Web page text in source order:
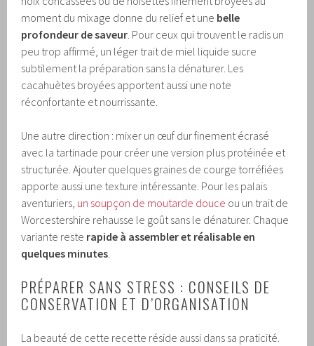
moment du mixage donne du relief et une belle
profondeur de saveur. Pour ceux qui trouvent le radis un
peu trop affirmé, un léger trait de miel liquide sucre
subtilement la préparation sans la dénaturer. Les
cacahuètes broyées apportent aussi une note
réconfortante et nourrissante.
Une autre direction : mixer un œuf dur finement écrasé
avec la tartinade pour créer une version plus protéinée et
structurée. Ajouter quelques graines de courge torréfiées
apporte aussi une texture intéressante. Pour les palais
aventuriers, un soupçon de moutarde douce ou un trait de
Worcestershire rehausse le goût sans le dénaturer. Chaque
variante reste rapide à assembler et réalisable en
quelques minutes.
PRÉPARER SANS STRESS : CONSEILS DE
CONSERVATION ET D’ORGANISATION
La beauté de cette recette réside aussi dans sa praticité.